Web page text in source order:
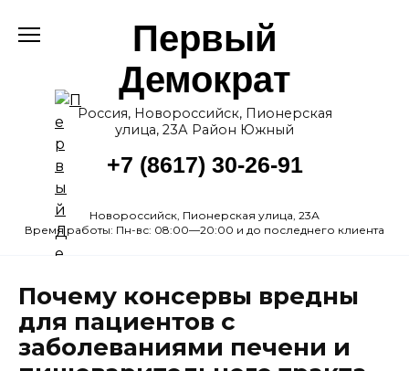
Первый
Демократ
Россия, Новороссийск, Пионерская
улица, 23А Район Южный
+7 (8617) 30-26-91
Новороссийск, Пионерская улица, 23А
Время работы: Пн-вс: 08:00—20:00 и до последнего клиента
Почему консервы вредны
для пациентов с
заболеваниями печени и